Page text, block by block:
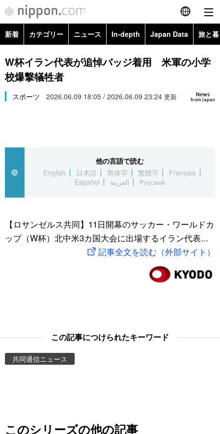
English
简体字
Русский
カテゴリー
経済・ビジネス
国際
文化
トップ
アーカイブ
In-depth
Japan Data
動画/Live
お知らせ
新着 カテゴリー ニュース In-depth Japan Data 旅と
政治・外交
経済・ビジネス
スポーツ・東京2020
Topics
W杯イラン代表が追悼バッジ着用 米軍の小学
校爆撃犠牲者
News
from Japan
スポーツ 2026.06.09 18:05 / 2026.06.09 23:24 更新
他の言語で読む
English
日本語 简体字 繁體字
Français
Español
العربية Русский
【ロサンゼルス共同】11日開幕のサッカー・ワールドカ
ップ（W杯）北中米3カ国大会に出場するイラン代表...
記事全文を読む（外部サイト）
この記事につけられたキーワード
共同通信ニュース
このシリーズの他の記事